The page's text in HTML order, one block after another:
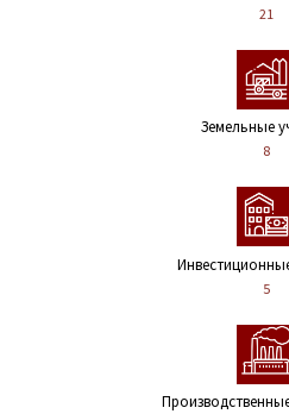
21
Земельные
8
5